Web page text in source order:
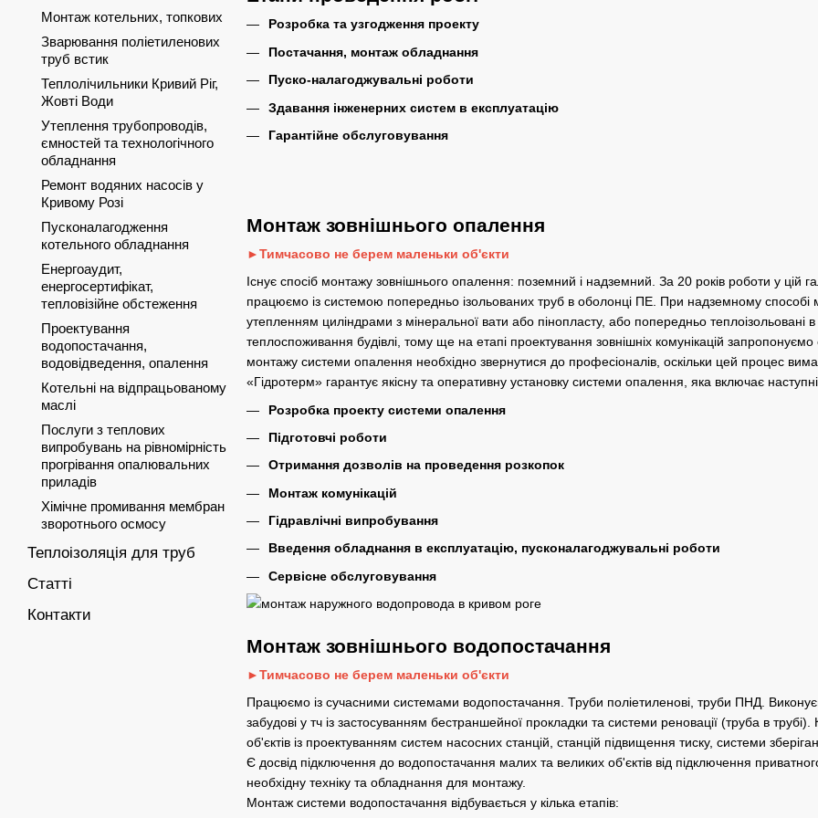
Розробка та узгодження проекту
Постачання, монтаж обладнання
Пуско-налагоджувальні роботи
Здавання інженерних систем в експлуатацію
Гарантійне обслуговування
Монтаж зовнішнього опалення
►Тимчасово не берем маленьки об'єкти
Існує спосіб монтажу зовнішнього опалення: поземний і надземний. За 20 років роботи у цій
працюємо із системою попередньо ізольованих труб в оболонці ПЕ. При надземному
утепленням циліндрами з мінеральної вати або пінопласту, або попередньо
теплоспоживання будівлі, тому ще на етапі проектування зовнішніх комунікацій
монтажу системи опалення необхідно звернутися до професіоналів, оскільки цей процес
«Гідротерм» гарантує якісну та оперативну установку системи опалення, яка включає
Розробка проекту системи опалення
Підготовчі роботи
Отримання дозволів на проведення розкопок
Монтаж комунікацій
Гідравлічні випробування
Введення обладнання в експлуатацію, пусконалагоджувальні роботи
Сервісне обслуговування
Монтаж зовнішнього водопостачання
►Тимчасово не берем маленьки об'єкти
Працюємо із сучасними системами водопостачання. Труби поліетиленові, труби ПНД.
забудові у тч із застосуванням бестраншейної прокладки та системи реновації (труба в
об'єктів із проектуванням систем насосних станцій, станцій підвищення тиску, системи
Є досвід підключення до водопостачання малих та великих об'єктів від підключення
необхідну техніку та обладнання для монтажу.
Монтаж системи водопостачання відбувається у кілька етапів:
Монтаж котельних, топкових
Зварювання поліетиленових
труб встик
Теплолічильники Кривий Ріг,
Жовті Води
Утеплення трубопроводів,
ємностей та технологічного
обладнання
Ремонт водяних насосів у
Кривому Розі
Пусконалагодження
котельного обладнання
Енергоаудит,
енергосертифікат,
тепловізійне обстеження
Проектування
водопостачання,
водовідведення, опалення
Котельні на відпрацьованому
маслі
Послуги з теплових
випробувань на рівномірність
прогрівання опалювальних
приладів
Хімічне промивання мембран
зворотнього осмосу
Теплоізоляція для труб
Статті
Контакти